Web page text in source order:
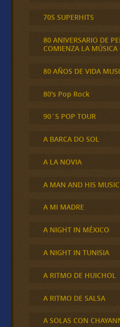
70S SUPERHITS
80 ANIVERSARIO DE
COMIENZA LA
80 AÑOS DE VIDA
80's Pop Rock
90´S POP TOUR
A BARCA DO SOL
A LA NOVIA
A MAN AND HIS MUSIC
A MI MADRE
A NIGHT IN MÉXICO
A NIGHT IN TUNISIA
A RITMO DE HUICHOL
A RITMO DE SALSA
A SOLAS CON